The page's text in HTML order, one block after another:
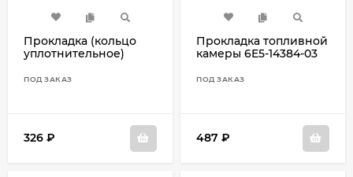
Прокладка (кольцо
уплотнительное)
ПОД ЗАКАЗ
326 ₽
Прокладка топливной
камеры 6E5-14384-03
ПОД ЗАКАЗ
487 ₽